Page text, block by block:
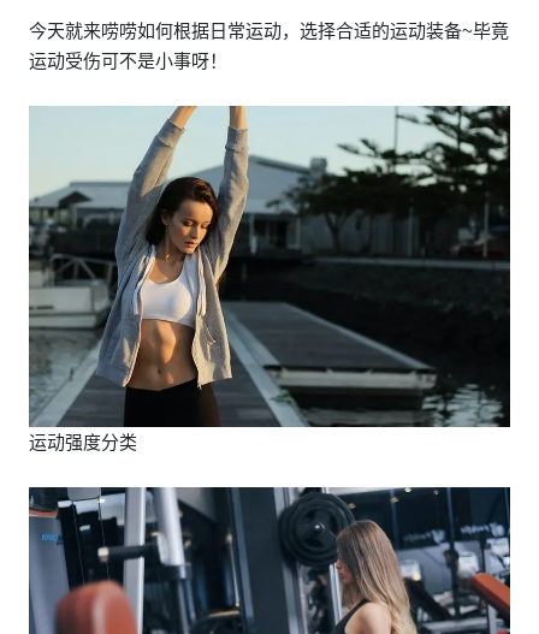
今天就来唠唠如何根据日常运动，选择合适的运动装备~毕竟
运动受伤可不是小事呀！
运动强度分类